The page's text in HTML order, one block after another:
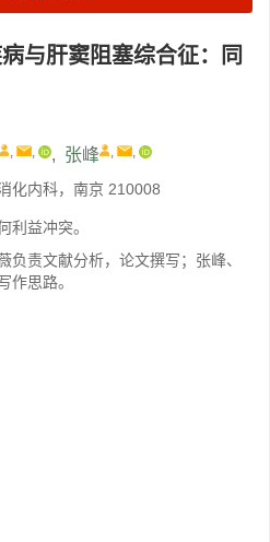
与肝窦阻塞综合征：同
, , , 张峰 , ,
化内科，南京 210008
利益冲突。
负责文献分析，论文撰写；张峰、
作思路。